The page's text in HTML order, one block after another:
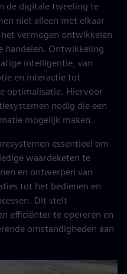
de digitale tweeling te
niet alleen met elkaar
vermogen ontwikkelen
handelen. Ontwikkeling
intelligentie, van
en interactie tot
optimalisatie. Hiervoor
nodig die een
mogelijk maken.
essentieel om
waardeketen te
en ontwerpen van
tot het bedienen en
Dit stelt
efficiënter te opereren en
omstandigheden aan